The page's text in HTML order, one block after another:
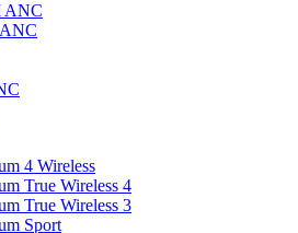
ANC
4 Wireless
True Wireless 4
True Wireless 3
Sport